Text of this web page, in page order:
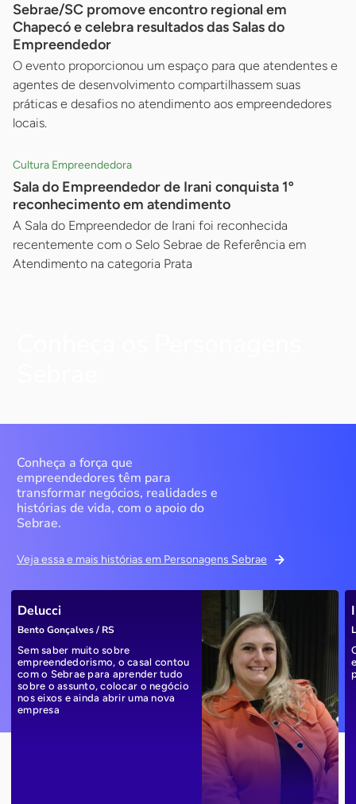
Sebrae/SC promove encontro regional em
Chapecó e celebra resultados das Salas do
Empreendedor
O evento proporcionou um espaço para que atendentes e
agentes de desenvolvimento compartilhassem suas
práticas e desafios no atendimento aos empreendedores
locais.
Cultura Empreendedora
Sala do Empreendedor de Irani conquista 1º
reconhecimento em atendimento
A Sala do Empreendedor de Irani foi reconhecida
recentemente com o Selo Sebrae de Referência em
Atendimento na categoria Prata
Conheça a força que
empreendedores têm para
transformar negócios, realidades e
histórias de vida, com o apoio do
Sebrae.
Veja essa e mais histórias em Personagens Sebrae
Delucci
Bento Gonçalves / RS
Sem saber muito sobre
empreendedorismo, o casal contou
com o Sebrae para aprender tudo
sobre o assunto, colocar o negócio
nos eixos e ainda abrir uma nova
empresa